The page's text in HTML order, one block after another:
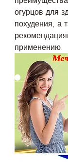
огурцов для
похудения, а
применению.